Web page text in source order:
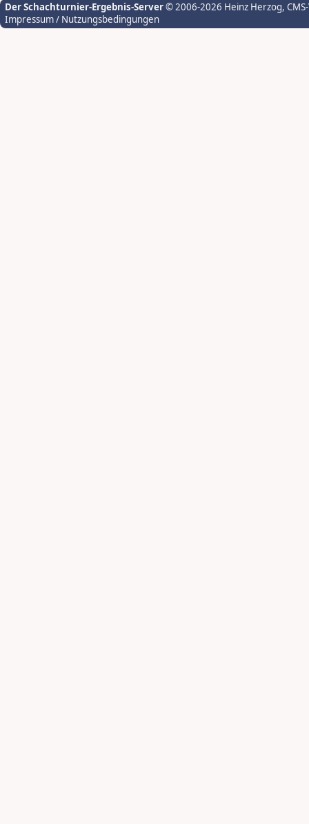
Der Schachturnier-Ergebnis-Server© 2006-2026 Heinz Herzog,
Impressum / Nutzungsbedingungen